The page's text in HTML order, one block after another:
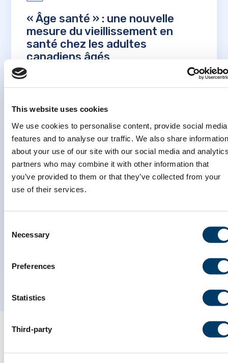
This website uses cookies
We use cookies to personalise content, provide social media
features and to analyse our traffic. We also share information
about your use of our site with our social media and
partners who may combine it with other information that
you’ve provided to them or that they’ve collected from your
use of their services.
Selection
Necessary
Preferences
Statistics
Third-party
« Âge santé » : une nouvelle
mesure du vieillissement en
santé chez les adultes
canadiens âgés
Examiner la relation entre les
biomarqueurs sanguins et la
âgées
EN SAVOIR PLUS